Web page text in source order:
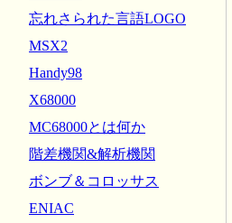
忘れさられた言語LOGO
MSX2
Handy98
X68000
MC68000とは何か
階差機関&解析機関
ボンブ＆コロッサス
ENIAC